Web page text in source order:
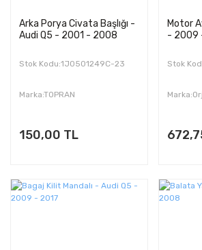
Arka Porya Civata Başlığı -
Audi Q5 - 2001 - 2008
Stok Kodu:1J0501249C-23
Marka:TOPRAN
150,00 TL
Motor
- 2009
Stok